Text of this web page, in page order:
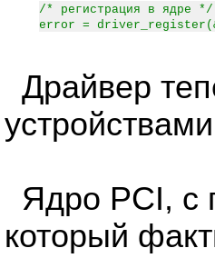
/* регистрация в ядре */
error =
Драйвер
Ядро PCI, с
который